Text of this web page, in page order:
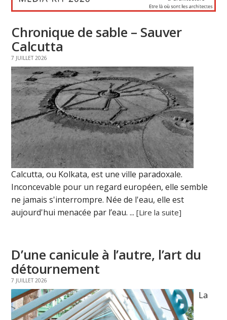
Chronique de sable – Sauver
Calcutta
7 JUILLET 2026
Calcutta, ou Kolkata, est une ville paradoxale.
Inconcevable pour un regard européen, elle semble
ne jamais s'interrompre. Née de l'eau, elle est
aujourd'hui menacée par l’eau. ...[Lire la suite]
D’une canicule à l’autre, l’art du
détournement
7 JUILLET 2026
La